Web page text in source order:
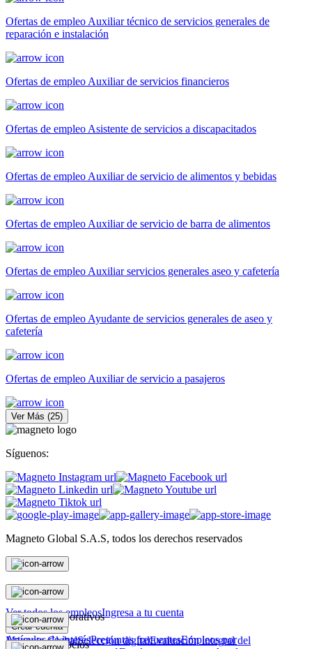
Ofertas de empleo Auxiliar técnico de servicios generales de
reparación e instalación
Ofertas de empleo Auxiliar de servicios financieros
Ofertas de empleo Asistente de servicios a discapacitados
Ofertas de empleo Auxiliar de servicio de alimentos y bebidas
Ofertas de empleo Auxiliar de servicio de barra de alimentos
Ofertas de empleo Auxiliar servicios generales aseo y cafetería
Ofertas de empleo Ayudante de servicios generales de aseo y
cafetería
Ofertas de empleo Auxiliar de servicio a pasajeros
Ver Más (25)
Síguenos:
Magneto Global S.A.S, todos los derechos reservados
Personas
Ver todos los empleosIngresa a tu cuenta
Crear cuenta
Artículos de interésPreguntas frecuentesEmpleos por
Magneto Corporativos
Magneto GlobalSelección digitalEvaluación integral del
Magneto Negocios